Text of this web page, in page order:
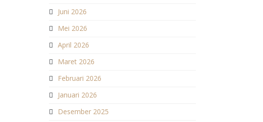
Juni 2026
Mei 2026
April 2026
Maret 2026
Februari 2026
Januari 2026
Desember 2025